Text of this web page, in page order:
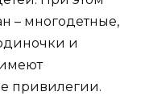
– многодетные,
и
привилегии.